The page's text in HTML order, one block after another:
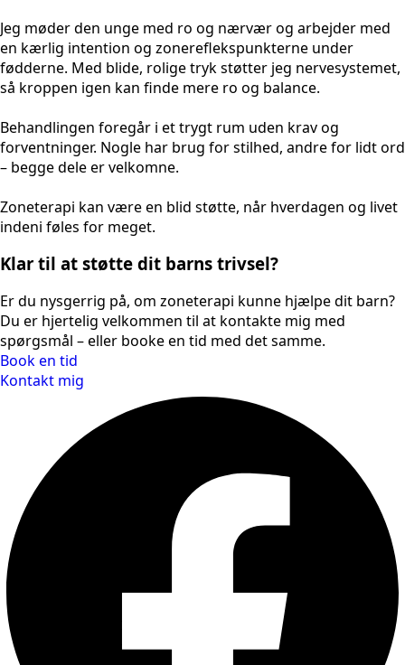
Jeg møder den unge med ro og nærvær og arbejder med
en kærlig intention og zonereflekspunkterne under
fødderne. Med blide, rolige tryk støtter jeg nervesystemet,
så kroppen igen kan finde mere ro og balance.
Behandlingen foregår i et trygt rum uden krav og
forventninger. Nogle har brug for stilhed, andre for lidt ord
– begge dele er velkomne.
Zoneterapi kan være en blid støtte, når hverdagen og livet
indeni føles for meget.
Klar til at støtte dit barns trivsel?
Er du nysgerrig på, om zoneterapi kunne hjælpe dit barn?
Du er hjertelig velkommen til at kontakte mig med
spørgsmål – eller booke en tid med det samme.
Book en tid
Kontakt mig